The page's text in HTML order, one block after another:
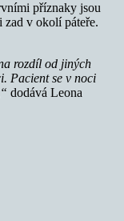
příznaky jsou
zad v okolí páteře.
rozdíl od jiných
Pacient se v noci
dodává Leona